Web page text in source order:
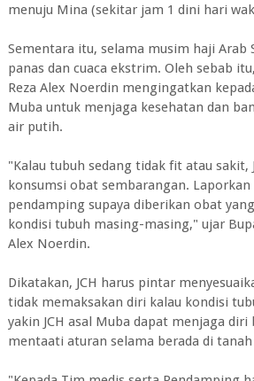
menuju Mina (sekitar jam 1 dini hari
Sementara itu, selama musim haji Arab
panas dan cuaca ekstrim. Oleh sebab
Reza Alex Noerdin mengingatkan
Muba untuk menjaga kesehatan dan
air putih.
"Kalau tubuh sedang tidak fit atau sakit,
konsumsi obat sembarangan.
pendamping supaya diberikan obat
kondisi tubuh masing-masing," ujar
Alex Noerdin.
Dikatakan, JCH harus pintar
tidak memaksakan diri kalau kondisi
yakin JCH asal Muba dapat menjaga diri
mentaati aturan selama berada di tanah